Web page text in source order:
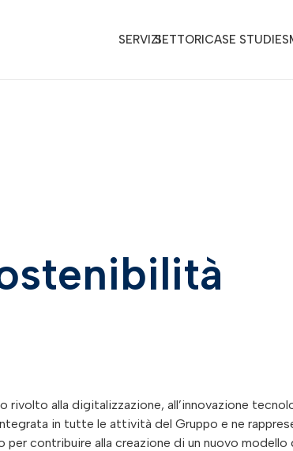
SERVIZISETTORICASE STUDIES
rivolto alla digitalizzazione, all’innovazione
in tutte le attività del Gruppo e ne
contribuire alla creazione di un nuovo modello